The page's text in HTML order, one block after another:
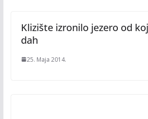
Klizište izronilo jezero od
dah
25. Maja 2014.